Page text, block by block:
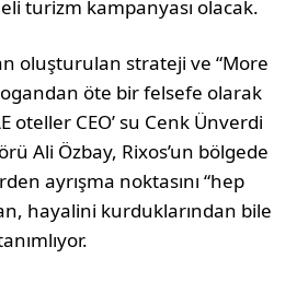
turizm kampanyası olacak.
oluşturulan strateji ve “More
öte bir felsefe olarak
oteller CEO’ su Cenk Ünverdi
Ali Özbay, Rixos’un bölgede
ayrışma noktasını “hep
hayalini kurduklarından bile